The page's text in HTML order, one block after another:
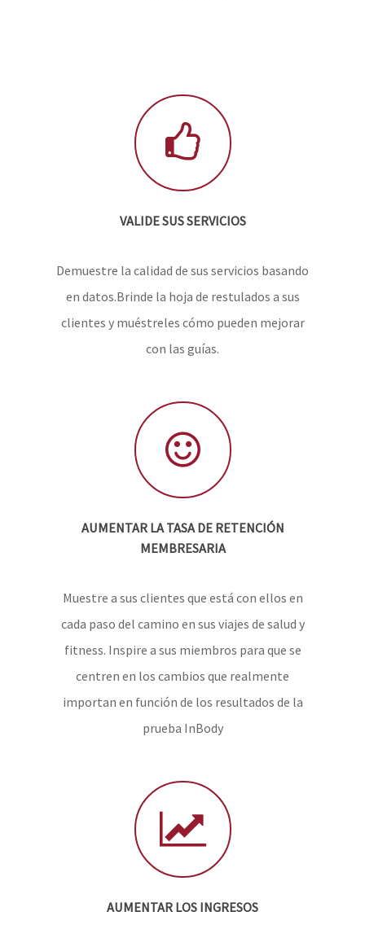
VALIDE SUS SERVICIOS
Demuestre la calidad de sus servicios basando
en datos.Brinde la hoja de restulados a sus
clientes y muéstreles cómo pueden mejorar
con las guías.
AUMENTAR LA TASA DE RETENCIÓN
MEMBRESARIA
Muestre a sus clientes que está con ellos en
cada paso del camino en sus viajes de salud y
fitness. Inspire a sus miembros para que se
centren en los cambios que realmente
importan en función de los resultados de la
prueba InBody
AUMENTAR LOS INGRESOS